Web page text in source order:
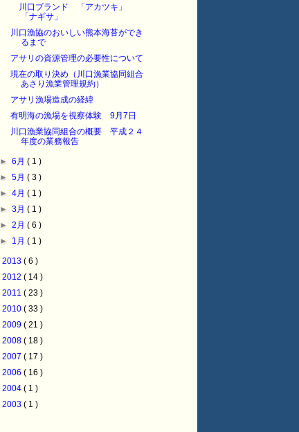
川口ブランド 「アカツキ」
「ナギサ」
川口漁協のおいしい熊本海苔ができ
るまで
アサリの資源管理の必要性について
現在の取り決め（川口漁業協同組合
あさり漁業管理規約）
アサリ漁場造成の経緯
有明海の漁場を視察体験 9月7日
川口漁業協同組合の概要 平成２４
年度の業務報告
►6月( 1 )
►5月( 3 )
►4月( 1 )
►3月( 1 )
►2月( 6 )
► 1月( 1 )
2013 ( 6 )
2012 ( 14 )
2011 ( 23 )
2010 ( 33 )
2009 ( 21 )
2008 ( 18 )
2007 ( 17 )
2006 ( 16 )
2004 ( 1 )
2003 ( 1 )